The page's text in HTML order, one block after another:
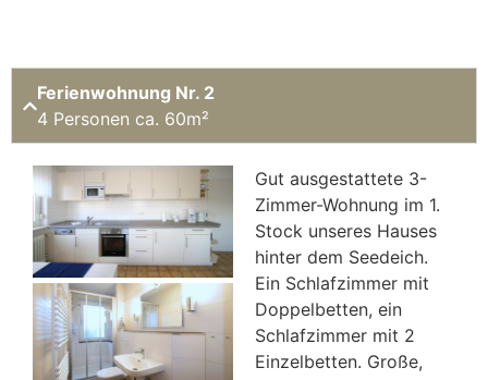
Ferienwohnung Nr. 2
4 Personen ca. 60m²
Gut ausgestattete 3-
Zimmer-Wohnung im 1.
Stock unseres Hauses
hinter dem Seedeich.
Ein Schlafzimmer mit
Doppelbetten, ein
Schlafzimmer mit 2
Einzelbetten. Große,